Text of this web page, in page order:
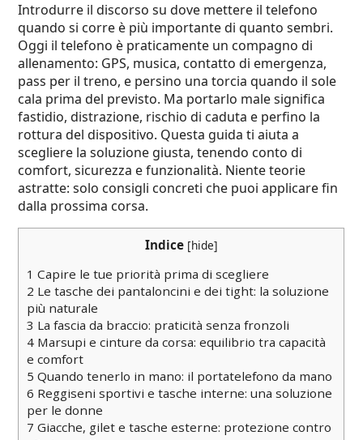
Introdurre il discorso su dove mettere il telefono
quando si corre è più importante di quanto sembri.
Oggi il telefono è praticamente un compagno di
allenamento: GPS, musica, contatto di emergenza,
pass per il treno, e persino una torcia quando il sole
cala prima del previsto. Ma portarlo male significa
fastidio, distrazione, rischio di caduta e perfino la
rottura del dispositivo. Questa guida ti aiuta a
scegliere la soluzione giusta, tenendo conto di
comfort, sicurezza e funzionalità. Niente teorie
astratte: solo consigli concreti che puoi applicare fin
dalla prossima corsa.
Indice [hide]
1 Capire le tue priorità prima di scegliere
2 Le tasche dei pantaloncini e dei tight: la soluzione
più naturale
3 La fascia da braccio: praticità senza fronzoli
4 Marsupi e cinture da corsa: equilibrio tra capacità
e comfort
5 Quando tenerlo in mano: il portatelefono da mano
6 Reggiseni sportivi e tasche interne: una soluzione
per le donne
7 Giacche, gilet e tasche esterne: protezione contro